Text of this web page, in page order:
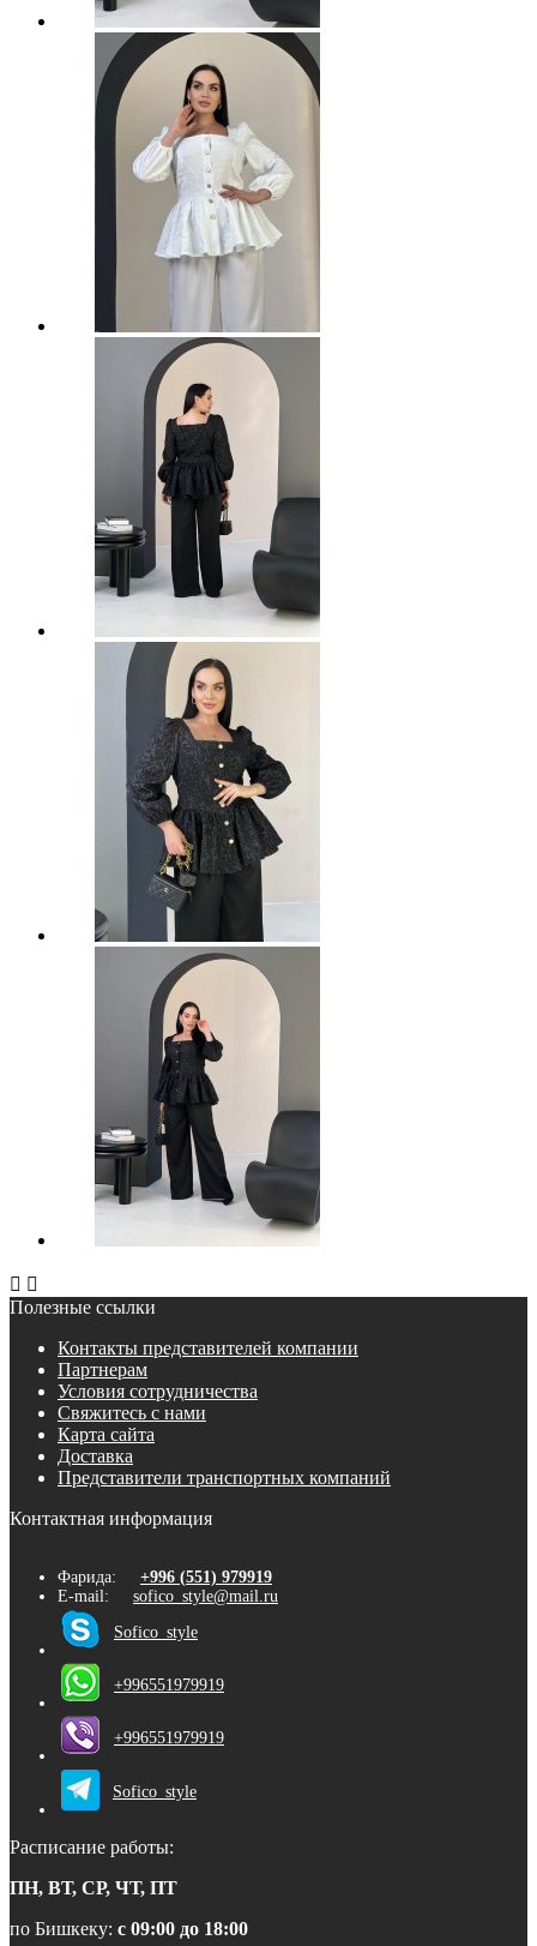
 
Полезные ссылки
Контакты представителей компании
Партнерам
Условия сотрудничества
Свяжитесь с нами
Карта сайта
Доставка
Представители транспортных компаний
Контактная информация
Фарида: +996 (551) 979919
E-mail: sofico_style@mail.ru
Sofico_style
+996551979919
+996551979919
Sofico_style
Расписание работы:
ПН, ВТ, СР, ЧТ, ПТ
по Бишкеку: с 09:00 до 18:00